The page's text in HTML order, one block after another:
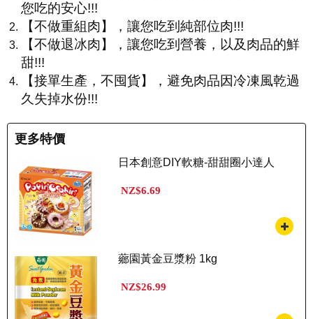
您吃的安心!!!
【不做重組肉】，讓您吃到純部位肉!!!
【不做退冰肉】，讓您吃到營養，以及肉品的鮮
甜!!!
【接單生產，不囤貨】，避免肉品因冷凍風乾過
久失掉水份!!!
更多特價
日本創意DIY軟糖-甜甜圈小達人
NZ$6.69
薌園黃金豆漿粉 1kg
NZ$26.99